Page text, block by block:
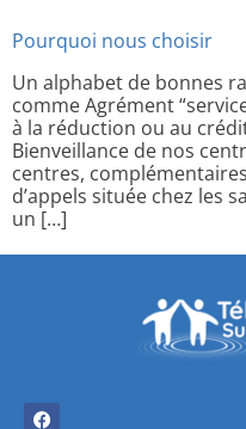
Pourquoi nous choisir
Un alphabet de bonnes
comme Agrément
à la réduction ou au
Bienveillance de nos
centres,
d’appels située chez les
un […]